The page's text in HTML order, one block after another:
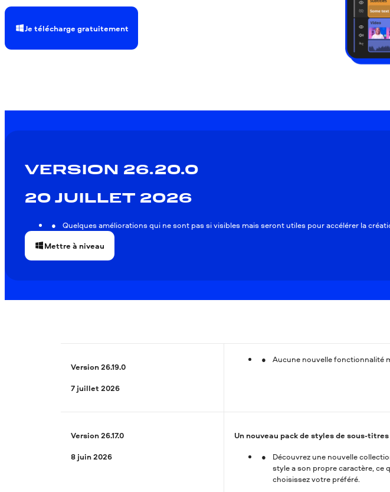
Je télécharge gratuitement
VERSION 26.20.0
20 JUILLET 2026
Quelques améliorations qui ne sont pas si visibles mais seront utiles pour accélérer la
Mettre à niveau
Version 26.19.0
7 juillet 2026
Aucune nouvelle fonctionnalité
Version 26.17.0
8 juin 2026
Un nouveau pack de styles de sous-titres
Découvrez une nouvelle
style a son propre caractère, ce
choisissez votre préféré.